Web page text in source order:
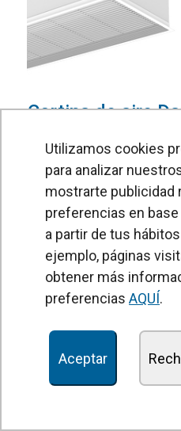
Cortina de aire
Cortina de aire Dam
Bomba de
Utilizamos cookies
para analizar
mostrarte publicidad
preferencias en
a partir de tus
ejemplo, páginas
obtener más
preferencias AQUÍ.
Aceptar